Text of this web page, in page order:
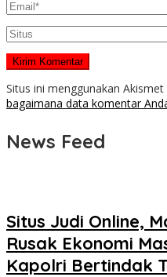
Situs ini menggunakan
bagaimana data komentar
News Feed
Situs Judi Online,
Rusak Ekonomi
Kapolri Bertindak